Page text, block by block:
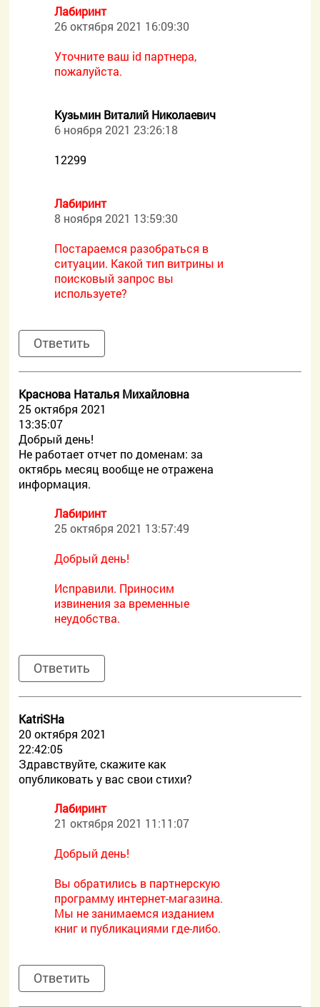
Лабиринт
26 октября 2021 16:09:30
Уточните ваш id партнера,
пожалуйста.
Кузьмин Виталий Николаевич
6 ноября 2021 23:26:18
12299
Лабиринт
8 ноября 2021 13:59:30
Постараемся разобраться в
ситуации. Какой тип витрины и
поисковый запрос вы
используете?
Ответить
Краснова Наталья Михайловна
25 октября 2021
13:35:07
Добрый день!
Не работает отчет по доменам: за
октябрь месяц вообще не отражена
информация.
Лабиринт
25 октября 2021 13:57:49
Добрый день!
Исправили. Приносим
извинения за временные
неудобства.
Ответить
KatriSHa
20 октября 2021
22:42:05
Здравствуйте, скажите как
опубликовать у вас свои стихи?
Лабиринт
21 октября 2021 11:11:07
Добрый день!
Вы обратились в партнерскую
программу интернет-магазина.
Мы не занимаемся изданием
книг и публикациями где-либо.
Ответить